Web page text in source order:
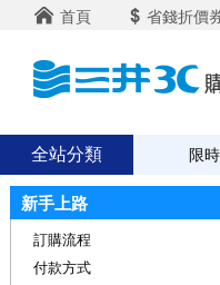
首頁 省錢折價
全站分類 限
新手上路
訂購流程
付款方式